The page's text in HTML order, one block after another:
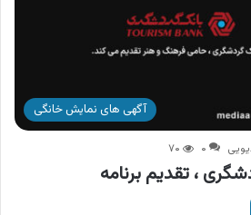
آگهی های نمایش خانگی
۰ ۷۰
، تقدیم برنامه